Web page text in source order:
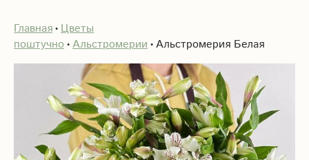
Главная Цветы
поштучно Альстромерии Альстромерия Белая